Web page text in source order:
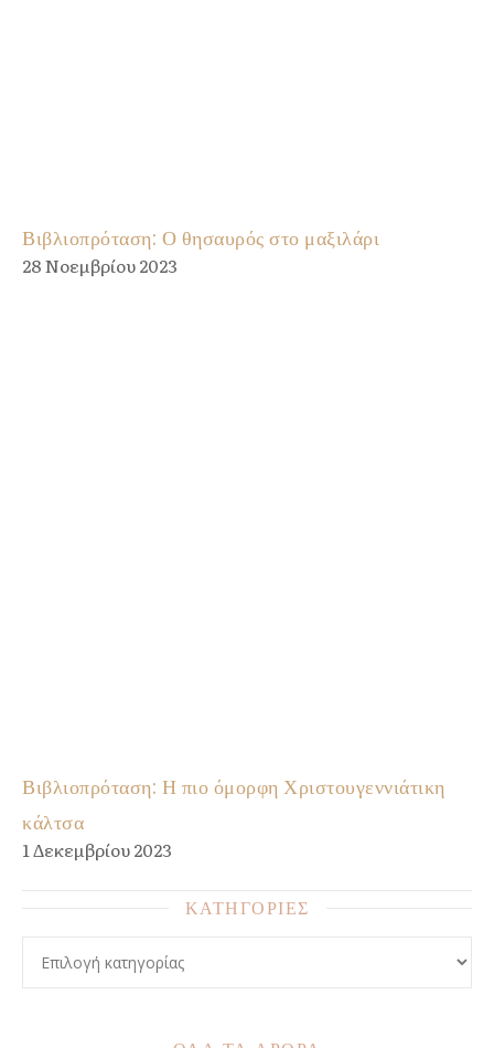
Βιβλιοπρόταση: Ο θησαυρός στο μαξιλάρι
28 Νοεμβρίου 2023
Βιβλιοπρόταση: Η πιο όμορφη Χριστουγεννιάτικη
κάλτσα
1 Δεκεμβρίου 2023
ΚΑΤΗΓΟΡΙΕΣ